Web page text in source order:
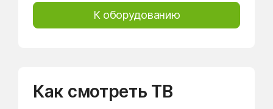
К оборудованию
Как смотреть ТВ